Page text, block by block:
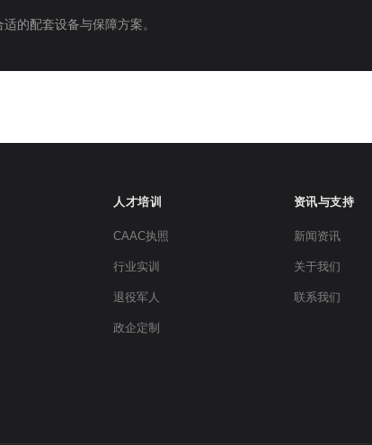
的配套设备与保障方案。
人才培训
CAAC执照
行业实训
退役军人
政企定制
资讯与支持
新闻资讯
关于我们
联系我们